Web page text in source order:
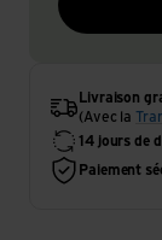
Livraison
(Avec la
14 jours de
Paiement